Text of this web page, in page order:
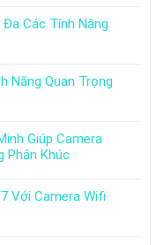
Các Tính Năng
Năng Quan Trọng
Giúp Camera
Phân Khúc
Với Camera Wifi